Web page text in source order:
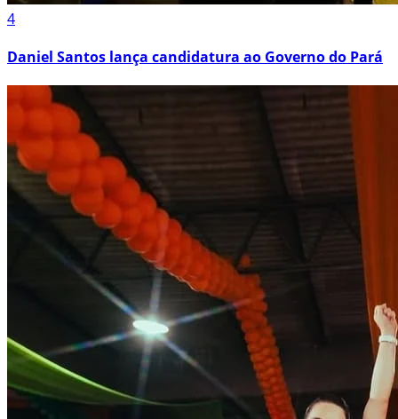
4
Daniel Santos lança candidatura ao Governo do Pará